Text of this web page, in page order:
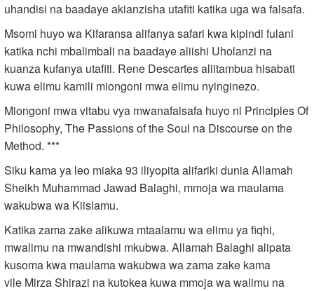
uhandisi na baadaye akianzisha utafiti katika uga wa falsafa.
Msomi huyo wa Kifaransa alifanya safari kwa kipindi fulani
katika nchi mbalimbali na baadaye aliishi Uholanzi na
kuanza kufanya utafiti. Rene Descartes aliitambua hisabati
kuwa elimu kamili miongoni mwa elimu nyinginezo.
Miongoni mwa vitabu vya mwanafalsafa huyo ni Principles Of
Philosophy, The Passions of the Soul na Discourse on the
Method. ***
Siku kama ya leo miaka 93 iliyopita alifariki dunia Allamah
Sheikh Muhammad Jawad Balaghi, mmoja wa maulama
wakubwa wa Kiislamu.
Katika zama zake alikuwa mtaalamu wa elimu ya fiqhi,
mwalimu na mwandishi mkubwa. Allamah Balaghi alipata
kusoma kwa maulama wakubwa wa zama zake kama
vile Mirza Shirazi na kutokea kuwa mmoja wa walimu na